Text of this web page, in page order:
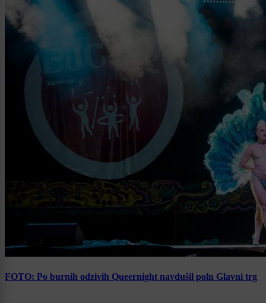
FOTO: Po burnih odzivih Queernight navdušil poln Glavni trg